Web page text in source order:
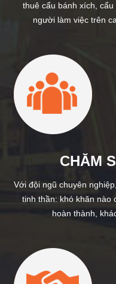
thuê cẩu bánh xích,
người làm việc trên
CHĂM
Với đội ngũ chuyên
tinh thần: khó khăn nào
hoàn thành,